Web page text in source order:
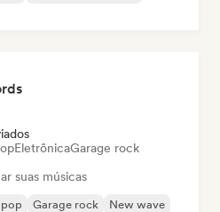
EletrônicaGarage rock
suas músicas
Garage rock
New wave